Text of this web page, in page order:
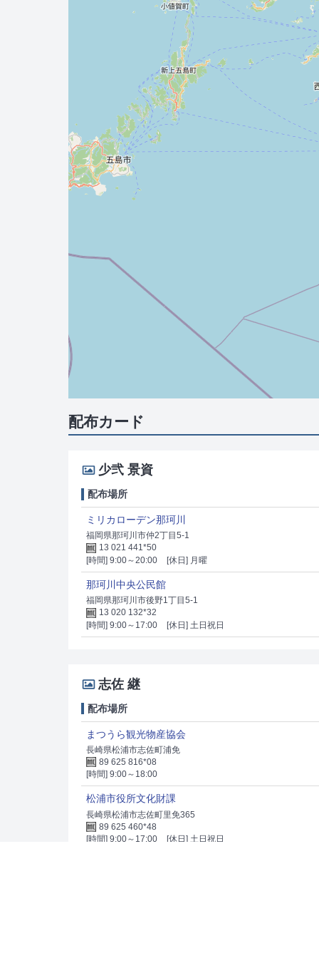
配布カード
少弐 景資
配布場所
ミリカローデン那珂川
福岡県那珂川市仲2丁目5-1
13 021 441*50
[時間] 9:00～20:00
[休日] 月曜
那珂川中央公民館
福岡県那珂川市後野1丁目5-1
13 020 132*32
[時間] 9:00～17:00
[休日] 土日祝日
志佐 継
配布場所
まつうら観光物産協会
長崎県松浦市志佐町浦免
89 625 816*08
[時間] 9:00～18:00
松浦市役所文化財課
長崎県松浦市志佐町里免365
89 625 460*48
[時間] 9:00～17:00
[休日] 土日祝日